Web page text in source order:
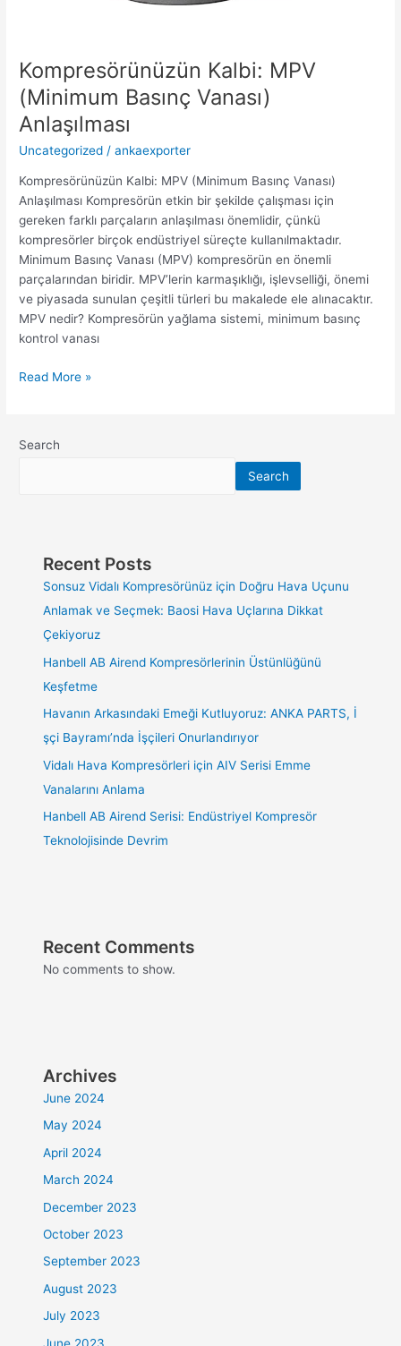
Kompresörünüzün Kalbi: MPV
(Minimum Basınç Vanası)
Anlaşılması
Uncategorized /ankaexporter
Kompresörünüzün Kalbi: MPV (Minimum Basınç Vanası)
Anlaşılması Kompresörün etkin bir şekilde çalışması için
gereken farklı parçaların anlaşılması önemlidir, çünkü
kompresörler birçok endüstriyel süreçte kullanılmaktadır.
Minimum Basınç Vanası (MPV) kompresörün en önemli
parçalarından biridir. MPV’lerin karmaşıklığı, işlevselliği, önemi
ve piyasada sunulan çeşitli türleri bu makalede ele alınacaktır.
MPV nedir? Kompresörün yağlama sistemi, minimum basınç
kontrol vanası
Read More »
Search
Search
Recent Posts
Sonsuz Vidalı Kompresörünüz için Doğru Hava Uçunu
Anlamak ve Seçmek: Baosi Hava Uçlarına Dikkat
Çekiyoruz
Hanbell AB Airend Kompresörlerinin Üstünlüğünü
Keşfetme
Havanın Arkasındaki Emeği Kutluyoruz: ANKA PARTS, İ
şçi Bayramı’nda İşçileri Onurlandırıyor
Vidalı Hava Kompresörleri için AIV Serisi Emme
Vanalarını Anlama
Hanbell AB Airend Serisi: Endüstriyel Kompresör
Teknolojisinde Devrim
Recent Comments
No comments to show.
Archives
June 2024
May 2024
April 2024
March 2024
December 2023
October 2023
September 2023
August 2023
July 2023
June 2023